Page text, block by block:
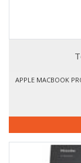
APPLE MACBOOK